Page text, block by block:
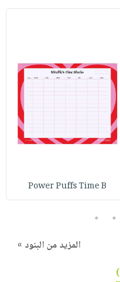
Power Puffs Time B
4
5
المزيد من البنود »
)